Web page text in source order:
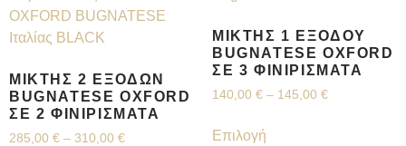
ΜΊΚΤΗΣ 2 ΕΞΌΔΩΝ
BUGNATESE OXFORD
ΣΕ 2 ΦΙΝΙΡΊΣΜΑΤΑ
285,00 € – 310,00 €
ΜΊΚΤΗΣ 1 ΕΞΌΔΟΥ
BUGNATESE OXFORD
ΣΕ 3 ΦΙΝΙΡΊΣΜΑΤΑ
140,00 € – 145,00 €
Επιλογή